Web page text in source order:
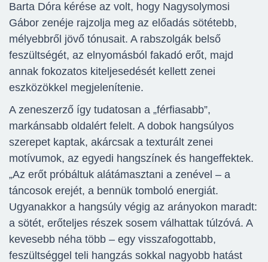
Barta Dóra kérése az volt, hogy Nagysolymosi
Gábor zenéje rajzolja meg az előadás sötétebb,
mélyebbről jövő tónusait. A rabszolgák belső
feszültségét, az elnyomásból fakadó erőt, majd
annak fokozatos kiteljesedését kellett zenei
eszközökkel megjelenítenie.
A zeneszerző így tudatosan a „férfiasabb”,
markánsabb oldalért felelt. A dobok hangsúlyos
szerepet kaptak, akárcsak a texturált zenei
motívumok, az egyedi hangszínek és hangeffektek.
„Az erőt próbáltuk alátámasztani a zenével – a
táncosok erejét, a bennük tomboló energiát.
Ugyanakkor a hangsúly végig az arányokon maradt:
a sötét, erőteljes részek sosem válhattak túlzóvá. A
kevesebb néha több – egy visszafogottabb,
feszültséggel teli hangzás sokkal nagyobb hatást